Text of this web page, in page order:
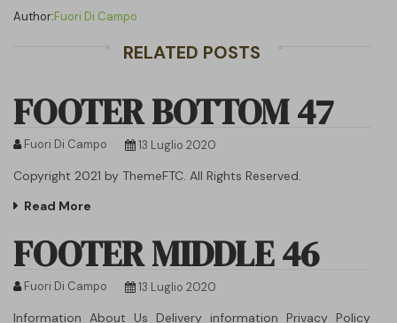
Author:Fuori Di Campo
RELATED POSTS
FOOTER BOTTOM 47
Fuori Di Campo 13 Luglio 2020
Copyright 2021 by ThemeFTC. All Rights Reserved.
Read More
FOOTER MIDDLE 46
Fuori Di Campo 13 Luglio 2020
Information About Us Delivery information Privacy Policy